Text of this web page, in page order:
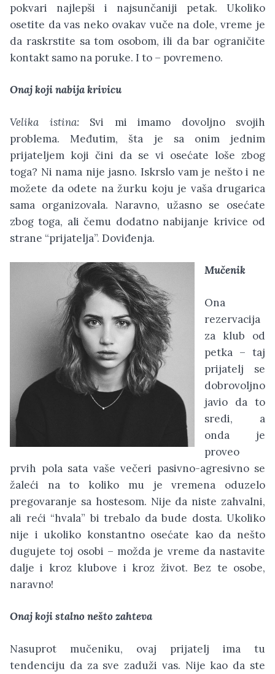
pokvari najlepši i najsunčaniji petak. Ukoliko
osetite da vas neko ovakav vuče na dole, vreme je
da raskrstite sa tom osobom, ili da bar ograničite
kontakt samo na poruke. I to – povremeno.
Onaj koji nabija krivicu
Velika istina: Svi mi imamo dovoljno svojih
problema. Međutim, šta je sa onim jednim
prijateljem koji čini da se vi osećate loše zbog
toga? Ni nama nije jasno. Iskrslo vam je nešto i ne
možete da odete na žurku koju je vaša drugarica
sama organizovala. Naravno, užasno se osećate
zbog toga, ali čemu dodatno nabijanje krivice od
strane “prijatelja”. Doviđenja.
Mučenik
Ona
rezervacija
za klub od
petka – taj
prijatelj se
dobrovoljno
javio da to
sredi, a
onda je
proveo
prvih pola sata vaše večeri pasivno-agresivno se
žaleći na to koliko mu je vremena oduzelo
pregovaranje sa hostesom. Nije da niste zahvalni,
ali reći “hvala” bi trebalo da bude dosta. Ukoliko
nije i ukoliko konstantno osećate kao da nešto
dugujete toj osobi – možda je vreme da nastavite
dalje i kroz klubove i kroz život. Bez te osobe,
naravno!
Onaj koji stalno nešto zahteva
Nasuprot mučeniku, ovaj prijatelj ima tu
tendenciju da za sve zaduži vas. Nije kao da ste